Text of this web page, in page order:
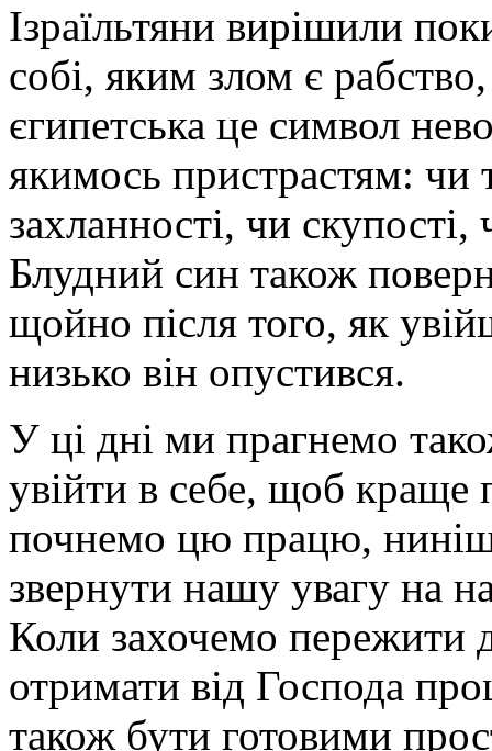
Ізраїльтяни вирішили
собі, яким злом є
єгипетська це символ
якимось пристрастям: чи
захланності, чи
Блудний син також
щойно після того, як
низько він опустився.
У ці дні ми прагнемо
увійти в себе, щоб
почнемо цю працю,
звернути нашу увагу на
Коли захочемо пережити
отримати від Господа
також бути готовими